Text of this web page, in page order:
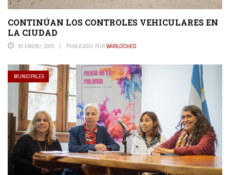
CONTINÚAN LOS CONTROLES VEHICULARES EN
LA CIUDAD
28 ENERO, 2025 PUBLICADO POR BARILOCHED
MUNICIPALES